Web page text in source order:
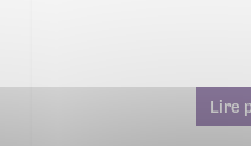
Lire